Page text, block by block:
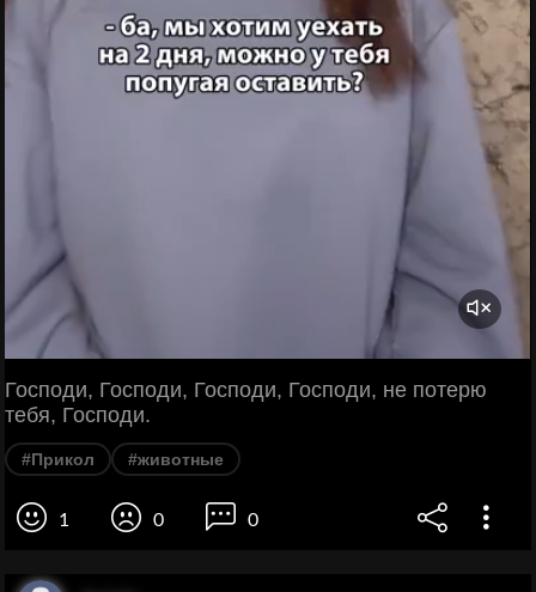
Господи, Господи, Господи, Господи, не потерю
тебя, Господи.
#Прикол #животные
1 0 0